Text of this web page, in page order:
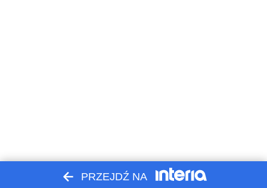
PRZEJDŹ NA